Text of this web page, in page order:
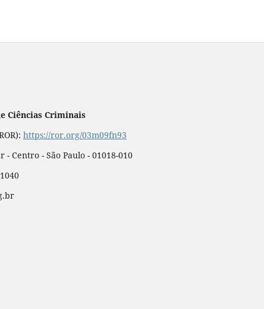
Ciências Criminais
https://ror.org/03m09fn93
- Centro - São Paulo - 01018-010